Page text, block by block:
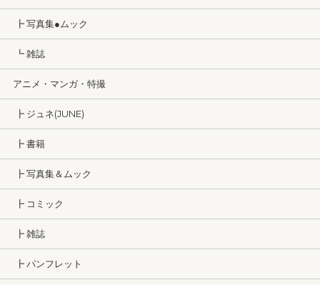
┣ 写真集●ムック
┗ 雑誌
アニメ・マンガ・特撮
┣ ジュネ(JUNE)
┣ 書籍
┣ 写真集＆ムック
┣ コミック
┣ 雑誌
┣ パンフレット